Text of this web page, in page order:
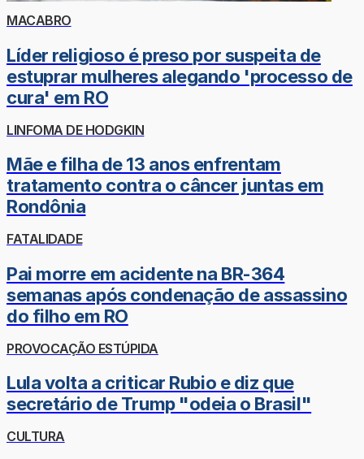
MACABRO
Líder religioso é preso por suspeita de
estuprar mulheres alegando 'processo de
cura' em RO
LINFOMA DE HODGKIN
Mãe e filha de 13 anos enfrentam
tratamento contra o câncer juntas em
Rondônia
FATALIDADE
Pai morre em acidente na BR-364
semanas após condenação de assassino
do filho em RO
PROVOCAÇÃO ESTÚPIDA
Lula volta a criticar Rubio e diz que
secretário de Trump "odeia o Brasil"
CULTURA